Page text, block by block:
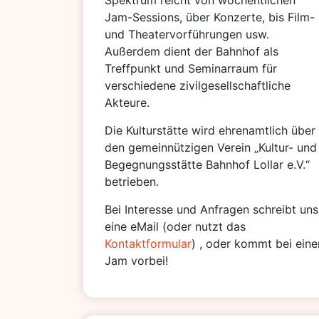
Jam-Sessions, über Konzerte, bis Film-
und Theatervorführungen usw.
Außerdem dient der Bahnhof als
Treffpunkt und Seminarraum für
verschiedene zivilgesellschaftliche
Akteure.
Die Kulturstätte wird ehrenamtlich über
den gemeinnützigen Verein „Kultur- und
Begegnungsstätte Bahnhof Lollar e.V.“
betrieben.
Bei Interesse und Anfragen schreibt uns
eine eMail (oder nutzt das
Kontaktformular) , oder kommt bei
Jam vorbei!